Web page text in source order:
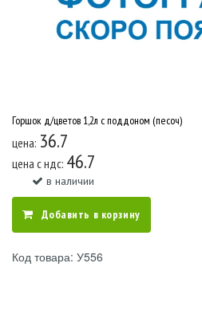
Горшок д/цветов 1,2л с поддоном (песоч)
цена: 36.7
цена c ндс: 46.7
в наличии
Добавить в корзину
Код товара: У556